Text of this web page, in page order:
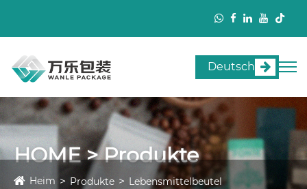
Deutsch
HOME > Produkte
Heim Produkte
Lebensmittelbeutel